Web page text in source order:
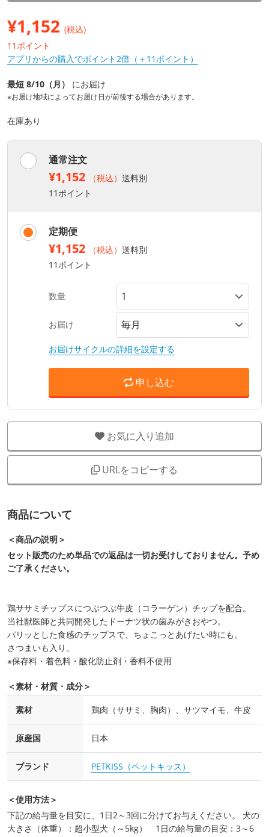
¥1,152 (税込)
11ポイント
アプリからの購入でポイント2倍（＋11ポイント）
最短 8/10（月） にお届け
※お届け地域によってお届け日が前後する場合があります。
在庫あり
通常注文
¥1,152 （税込） 送料別
11ポイント
定期便
¥1,152 （税込） 送料別
11ポイント
数量
お届け
お届けサイクルの詳細を設定する
申し込む
お気に入り追加
URLをコピーする
商品について
＜商品の説明＞
セット販売のため単品での返品は一切お受けしておりません。予め
ご了承ください。
鶏ササミチップスにつぶつぶ牛皮（コラーゲン）チップを配合。
当社獣医師と共同開発したドーナツ状の歯みがきおやつ。
パリッとした食感のチップスで、ちょこっとあげたい時にも。
さつまいも入り。
※保存料・着色料・酸化防止剤・香料不使用
＜素材・材質・成分＞
素材 鶏肉（ササミ、胸肉）、サツマイモ、牛皮
原産国 日本
ブランド PETKISS（ペットキッス）
＜使用方法＞
下記の給与量を目安に、1日2～3回に分けてお与えください。 犬の
大きさ（体重）：超小型犬（～5kg） 1日の給与量の目安：3～6